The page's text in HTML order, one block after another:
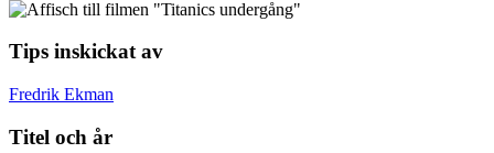
Tips inskickat av
Fredrik Ekman
Titel och år